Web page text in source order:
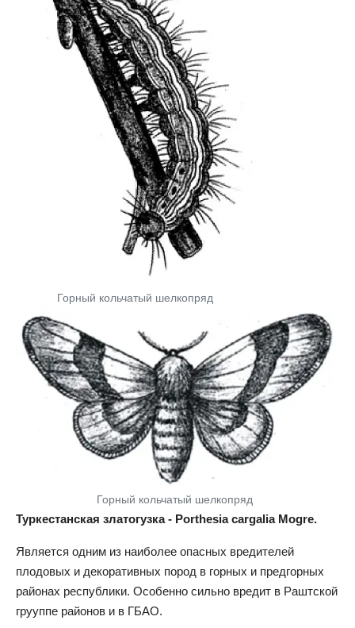
Горный кольчатый шелкопряд
Горный кольчатый шелкопряд
Туркестанская златогузка - Porthesia cargalia Mogre.
Является одним из наиболее опасных вредителей
плодовых и декоративных пород в горных и предгорных
районах республики. Особенно сильно вредит в Раштской
грууппе районов и в ГБАО.